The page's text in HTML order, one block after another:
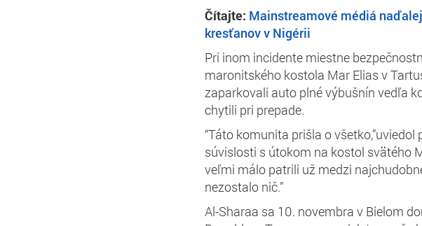
Čítajte: Mainstreamové médiá
kresťanov v Nigérii
Pri inom incidente miestne
maronitského kostola Mar Elias v
zaparkovali auto plné výbušnín vedľa
chytili pri prepade.
“Táto komunita prišla o
súvislosti s útokom na kostol svätého
veľmi málo patrili už medzi
nezostalo nič.”
Al-Sharaa sa 10. novembra v Bielom